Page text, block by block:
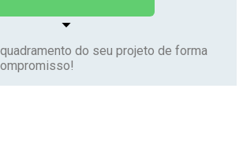
do seu projeto de forma